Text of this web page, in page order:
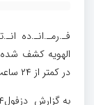
فـ.رمـ.انـ.ده
الهویه کشف شده
در کمتر از ۲۴ ساعت دستگیر شد.